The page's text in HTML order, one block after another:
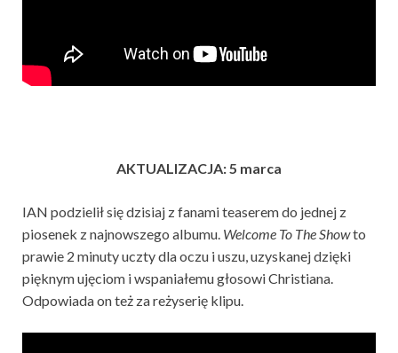
AKTUALIZACJA: 5 marca
IAN podzielił się dzisiaj z fanami teaserem do jednej z
piosenek z najnowszego albumu. Welcome To The Showto
prawie 2 minuty uczty dla oczu i uszu, uzyskanej dzięki
pięknym ujęciom i wspaniałemu głosowi Christiana.
Odpowiada on też za reżyserię klipu.